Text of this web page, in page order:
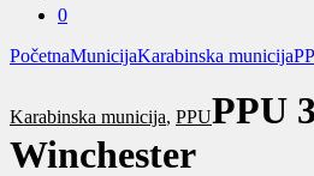
0
PočetnaMunicijaKarabinska municija
Karabinska municija, PPUPPU
Winchester